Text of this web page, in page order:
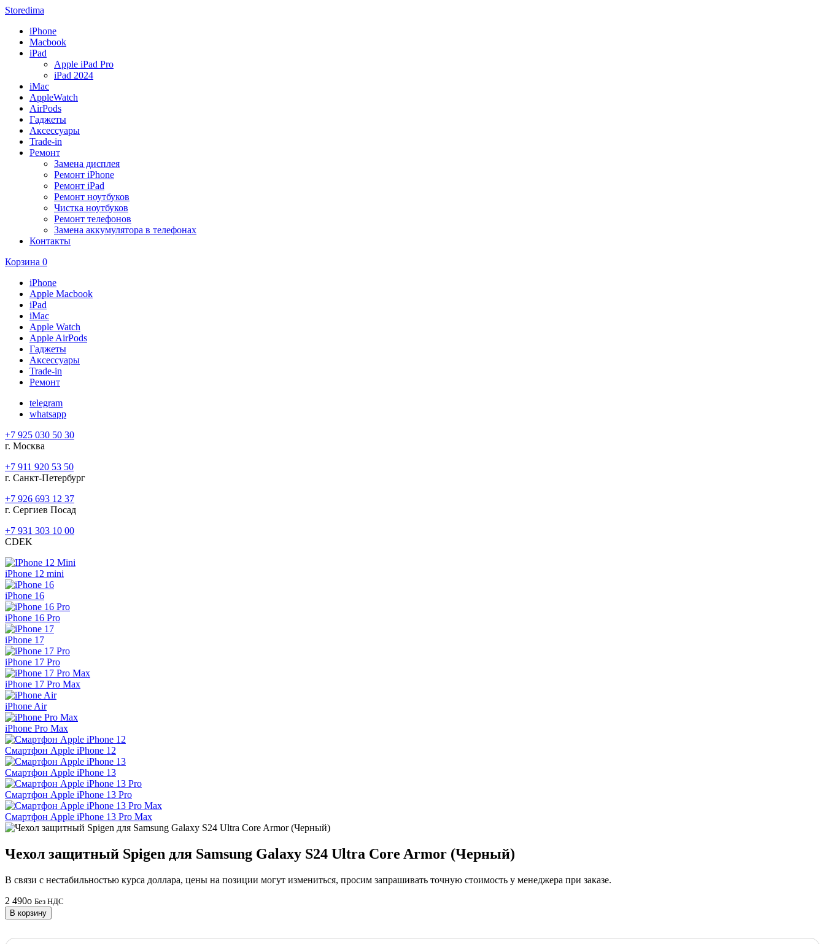
Storedima
iPhone
Macbook
iPad
Apple iPad Pro
iPad 2024
iMac
AppleWatch
AirPods
Гаджеты
Аксессуары
Trade-in
Ремонт
Замена дисплея
Ремонт iPhone
Ремонт iPad
Ремонт ноутбуков
Чистка ноутбуков
Ремонт телефонов
Замена аккумулятора в телефонах
Контакты
Корзина 0
iPhone
Apple Macbook
iPad
iMac
Apple Watch
Apple AirPods
Гаджеты
Аксессуары
Trade-in
Ремонт
telegram
whatsapp
+7 925 030 50 30
г. Москва
+7 911 920 53 50
г. Санкт-Петербург
+7 926 693 12 37
г. Сергиев Посад
+7 931 303 10 00
CDEK
iPhone 12 mini
iPhone 16
iPhone 16 Pro
iPhone 17
iPhone 17 Pro
iPhone 17 Pro Max
iPhone Air
iPhone Pro Max
Смартфон Apple iPhone 12
Смартфон Apple iPhone 13
Смартфон Apple iPhone 13 Pro
Смартфон Apple iPhone 13 Pro Max
Чехол защитный Spigen для Samsung Galaxy S24 Ultra Core Armor (Черный)
В связи с нестабильностью курса доллара, цены на позиции могут измениться, просим запрашивать точную стоимость у менеджера при заказе.
2 490o Без НДС
В корзину